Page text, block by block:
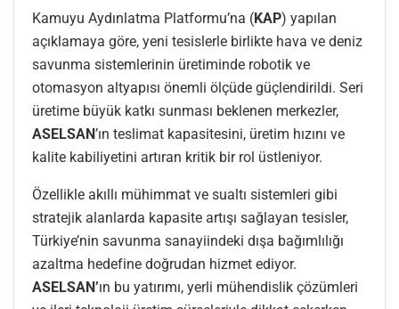
Kamuyu Aydınlatma Platformu’na (KAP) yapılan
açıklamaya göre, yeni tesislerle birlikte hava ve deniz
savunma sistemlerinin üretiminde robotik ve
otomasyon altyapısı önemli ölçüde güçlendirildi. Seri
üretime büyük katkı sunması beklenen merkezler,
ASELSAN’ın teslimat kapasitesini, üretim hızını ve
kalite kabiliyetini artıran kritik bir rol üstleniyor.
Özellikle akıllı mühimmat ve sualtı sistemleri gibi
stratejik alanlarda kapasite artışı sağlayan tesisler,
Türkiye’nin savunma sanayiindeki dışa bağımlılığı
azaltma hedefine doğrudan hizmet ediyor.
ASELSAN’ın bu yatırımı, yerli mühendislik çözümleri